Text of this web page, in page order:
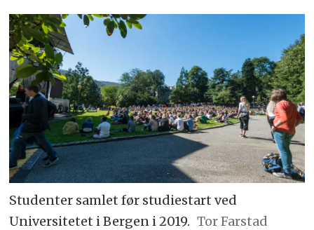
Studenter samlet før studiestart ved
Universitetet i Bergen i 2019. Tor Farstad